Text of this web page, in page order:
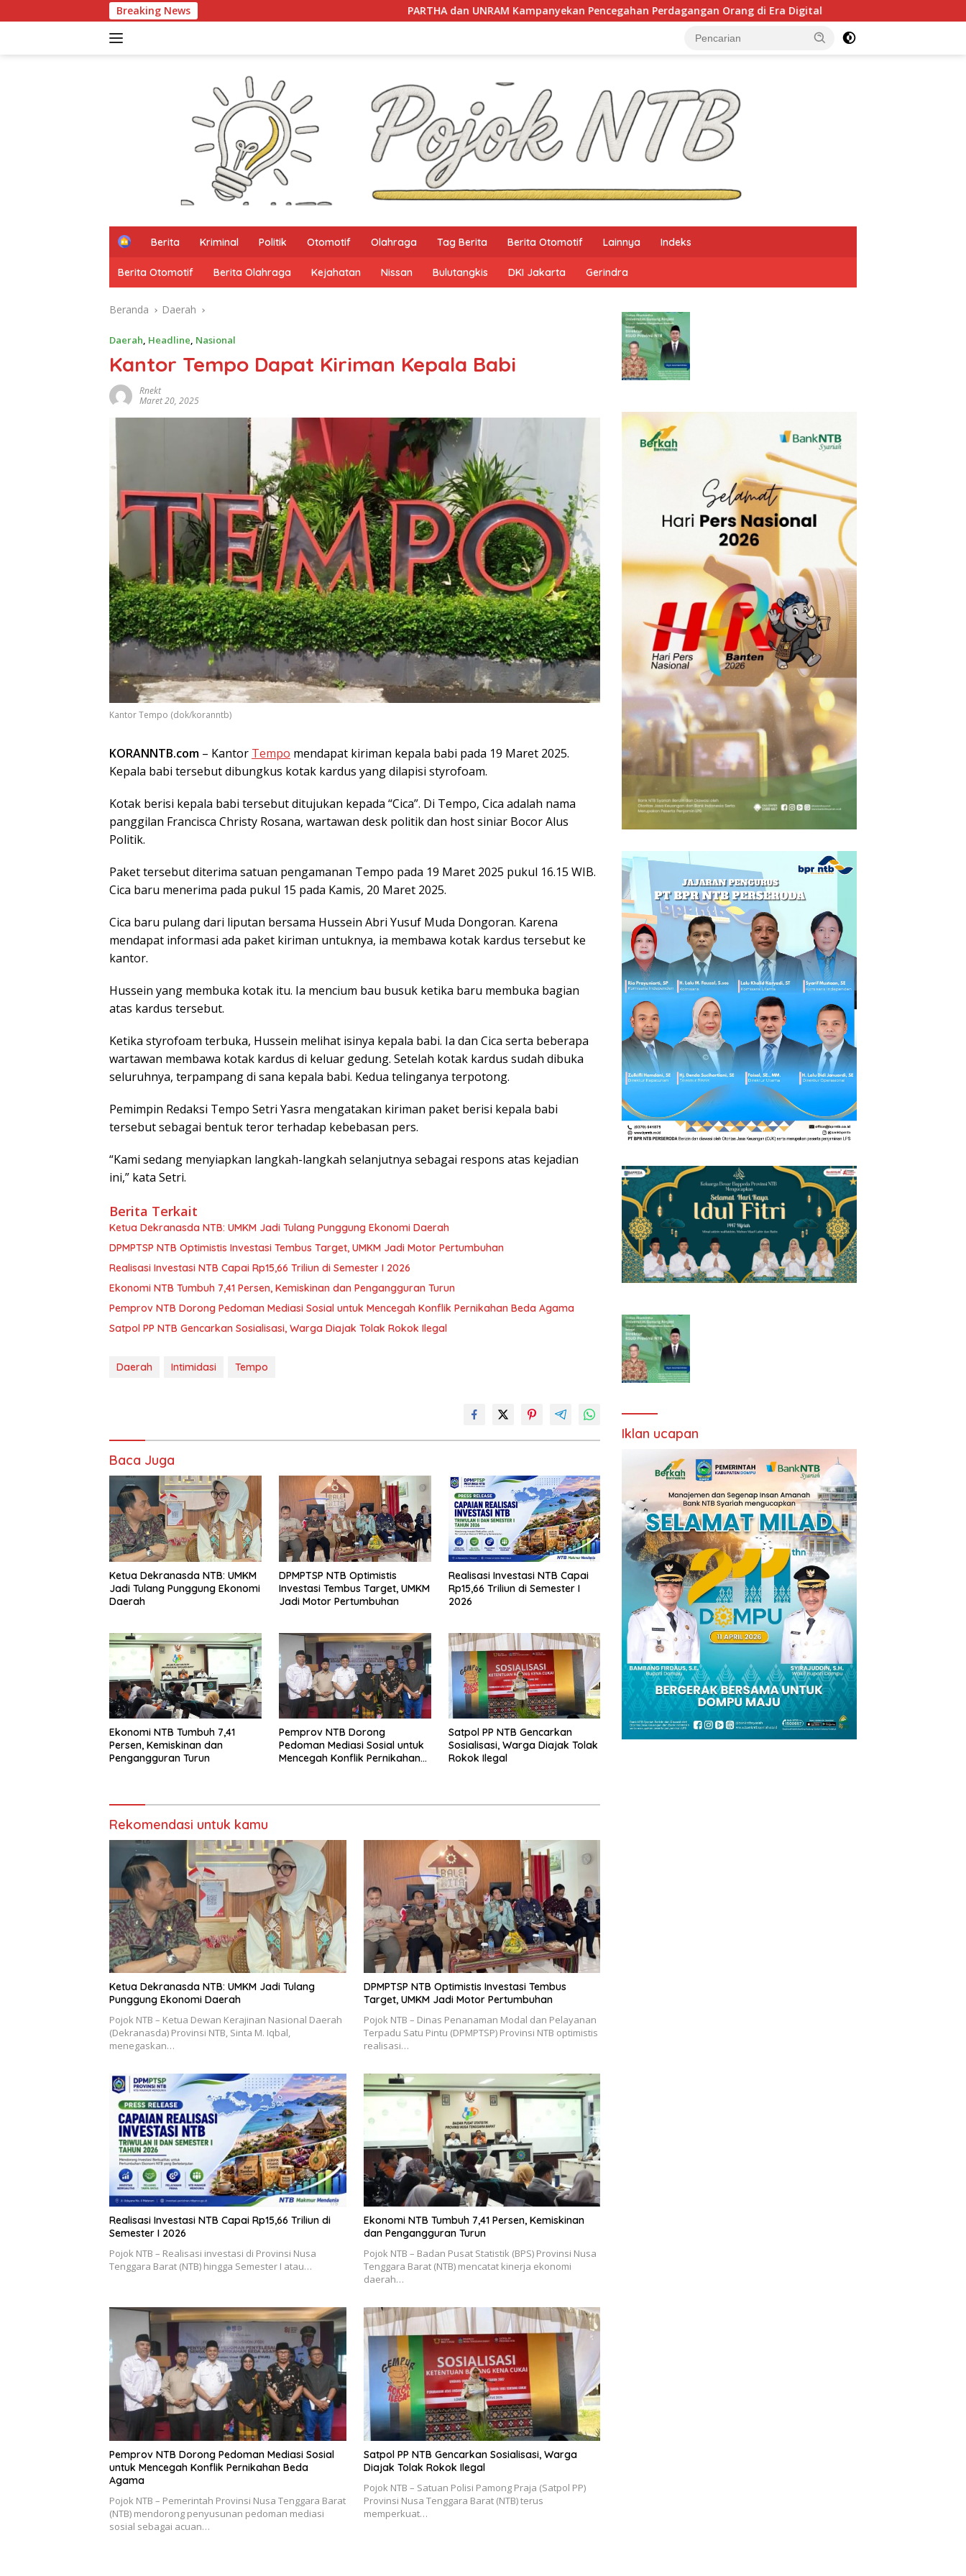
ke
Breaking News PARTHA dan UNRAM Kampanyekan Pencegahan Perdagangan Orang di Era Digital NTB Selangkah Lagi Terapkan Sistem
H
m
e
Berita Kriminal Politik Otomotif Olahraga Tag Berita Berita Otomotif Lainnya Indeks
Berita Otomotif Berita Olahraga Kejahatan Nissan Bulutangkis DKI Jakarta Gerindra
Beranda Daerah
Daerah, Headline, Nasional
Kantor Tempo Dapat Kiriman Kepala Babi
Rnekt
Maret 20, 2025
Kantor Tempo (dok/koranntb)
KORANNTB.com – Kantor Tempo mendapat kiriman kepala babi pada 19 Maret 2025.
Kepala babi tersebut dibungkus kotak kardus yang dilapisi styrofoam.
Kotak berisi kepala babi tersebut ditujukan kepada “Cica”. Di Tempo, Cica adalah nama
panggilan Francisca Christy Rosana, wartawan desk politik dan host siniar Bocor Alus
Politik.
Paket tersebut diterima satuan pengamanan Tempo pada 19 Maret 2025 pukul 16.15 WIB.
Cica baru menerima pada pukul 15 pada Kamis, 20 Maret 2025.
Cica baru pulang dari liputan bersama Hussein Abri Yusuf Muda Dongoran. Karena
mendapat informasi ada paket kiriman untuknya, ia membawa kotak kardus tersebut ke
kantor.
Hussein yang membuka kotak itu. Ia mencium bau busuk ketika baru membuka bagian
atas kardus tersebut.
Ketika styrofoam terbuka, Hussein melihat isinya kepala babi. Ia dan Cica serta beberapa
wartawan membawa kotak kardus di keluar gedung. Setelah kotak kardus sudah dibuka
seluruhnya, terpampang di sana kepala babi. Kedua telinganya terpotong.
Pemimpin Redaksi Tempo Setri Yasra mengatakan kiriman paket berisi kepala babi
tersebut sebagai bentuk teror terhadap kebebasan pers.
“Kami sedang menyiapkan langkah-langkah selanjutnya sebagai respons atas kejadian
ini,” kata Setri.
Berita Terkait
Ketua Dekranasda NTB: UMKM Jadi Tulang Punggung Ekonomi Daerah
DPMPTSP NTB Optimistis Investasi Tembus Target, UMKM Jadi Motor Pertumbuhan
Realisasi Investasi NTB Capai Rp15,66 Triliun di Semester I 2026
Ekonomi NTB Tumbuh 7,41 Persen, Kemiskinan dan Pengangguran Turun
Pemprov NTB Dorong Pedoman Mediasi Sosial untuk Mencegah Konflik Pernikahan Beda Agama
Satpol PP NTB Gencarkan Sosialisasi, Warga Diajak Tolak Rokok Ilegal
Daerah Intimidasi Tempo
Baca Juga
Ketua Dekranasda NTB: UMKM
Jadi Tulang Punggung Ekonomi
Daerah
DPMPTSP NTB Optimistis
Investasi Tembus Target, UMKM
Jadi Motor Pertumbuhan
Realisasi Investasi NTB Capai
Rp15,66 Triliun di Semester I
2026
Ekonomi NTB Tumbuh 7,41
Persen, Kemiskinan dan
Pengangguran Turun
Pemprov NTB Dorong
Pedoman Mediasi Sosial untuk
Mencegah Konflik Pernikahan
Satpol PP NTB Gencarkan
Sosialisasi, Warga Diajak Tolak
Rokok Ilegal
Rekomendasi untuk kamu
Ketua Dekranasda NTB: UMKM Jadi Tulang
Punggung Ekonomi Daerah
Pojok NTB – Ketua Dewan Kerajinan Nasional Daerah
(Dekranasda) Provinsi NTB, Sinta M. Iqbal,
menegaskan…
DPMPTSP NTB Optimistis Investasi Tembus
Target, UMKM Jadi Motor Pertumbuhan
Pojok NTB – Dinas Penanaman Modal dan Pelayanan
Terpadu Satu Pintu (DPMPTSP) Provinsi NTB optimistis
realisasi…
Realisasi Investasi NTB Capai Rp15,66 Triliun di
Semester I 2026
Pojok NTB – Realisasi investasi di Provinsi Nusa
Tenggara Barat (NTB) hingga Semester I atau…
Ekonomi NTB Tumbuh 7,41 Persen, Kemiskinan
dan Pengangguran Turun
Pojok NTB – Badan Pusat Statistik (BPS) Provinsi Nusa
Tenggara Barat (NTB) mencatat kinerja ekonomi
daerah…
Pemprov NTB Dorong Pedoman Mediasi Sosial
untuk Mencegah Konflik Pernikahan Beda
Agama
Pojok NTB – Pemerintah Provinsi Nusa Tenggara Barat
(NTB) mendorong penyusunan pedoman mediasi
sosial sebagai acuan…
Satpol PP NTB Gencarkan Sosialisasi, Warga
Diajak Tolak Rokok Ilegal
Pojok NTB – Satuan Polisi Pamong Praja (Satpol PP)
Provinsi Nusa Tenggara Barat (NTB) terus
memperkuat…
Iklan ucapan